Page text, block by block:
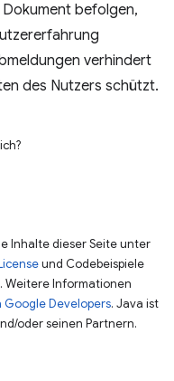
Dokument befolgen,
verhindert
des Nutzers schützt.
Inhalte dieser Seite unter
und Codebeispiele
Weitere Informationen
Developers. Java ist
oder seinen Partnern.